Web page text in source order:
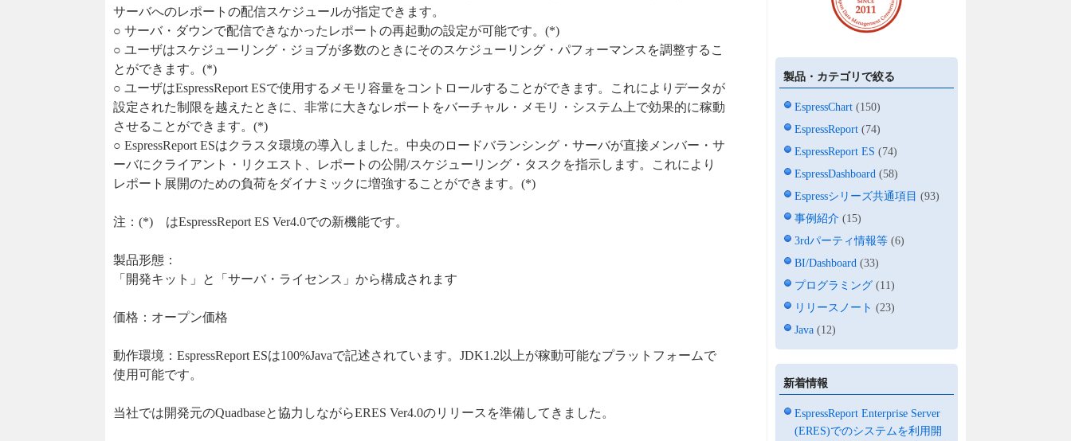
サーバへのレポートの配信スケジュールが指定できます。
○ サーバ・ダウンで配信できなかったレポートの再起動の設定が可能です。(*)
○ ユーザはスケジューリング・ジョブが多数のときにそのスケジューリング・パフォーマンスを調整するこ
とができます。(*)
○ ユーザはEspressReport ESで使用するメモリ容量をコントロールすることができます。これによりデータが
設定された制限を越えたときに、非常に大きなレポートをバーチャル・メモリ・システム上で効果的に稼動
させることができます。(*)
○ EspressReport ESはクラスタ環境の導入しました。中央のロードバランシング・サーバが直接メンバー・サ
ーバにクライアント・リクエスト、レポートの公開/スケジューリング・タスクを指示します。これにより
レポート展開のための負荷をダイナミックに増強することができます。(*)
注：(*) はEspressReport ES Ver4.0での新機能です。
製品形態：
「開発キット」と「サーバ・ライセンス」から構成されます
価格：オープン価格
動作環境：EspressReport ESは100%Javaで記述されています。JDK1.2以上が稼動可能なプラットフォームで
使用可能です。
当社では開発元のQuadbaseと協力しながらERES Ver4.0のリリースを準備してきました。
製品・カテゴリで絞る
EspressChart (150)
EspressReport (74)
EspressReport ES (74)
EspressDashboard (58)
Espressシリーズ共通項目 (93)
事例紹介 (15)
3rdパーティ情報等 (6)
BI/Dashboard (33)
プログラミング (11)
リリースノート (23)
Java (12)
新着情報
EspressReport Enterprise Server
(ERES)でのシステムを利用開